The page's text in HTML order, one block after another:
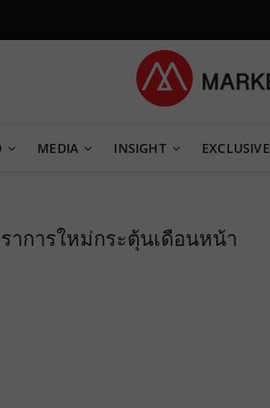
MEDIA INSIGHT EXCLUSIVE
าการใหม่กระตุ้นเดือนหน้า